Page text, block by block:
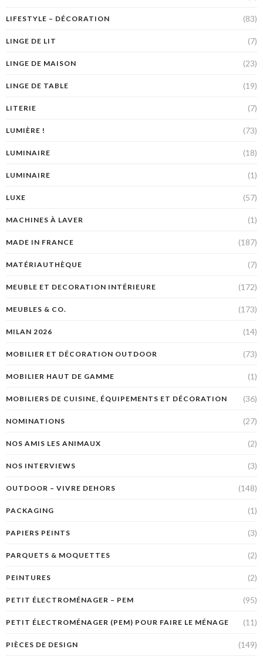
LIFESTYLE – DÉCORATION (83)
LINGE DE LIT (7)
LINGE DE MAISON (23)
LINGE DE TABLE (19)
LITERIE (7)
LUMIÈRE ! (73)
LUMINAIRE (18)
LUMINAIRE (1)
LUXE (57)
MACHINES À LAVER (1)
MADE IN FRANCE (187)
MATÉRIAUTHÈQUE (7)
MEUBLE ET DECORATION INTÉRIEURE (172)
MEUBLES & CO. (173)
MILAN 2026 (14)
MOBILIER ET DÉCORATION OUTDOOR (73)
MOBILIER HAUT DE GAMME (1)
MOBILIERS DE CUISINE, ÉQUIPEMENTS ET DÉCORATION (36)
NOMINATIONS (27)
NOS AMIS LES ANIMAUX (2)
NOS INTERVIEWS (3)
OUTDOOR – VIVRE DEHORS (148)
PACKAGING (1)
PAPIERS PEINTS (3)
PARQUETS & MOQUETTES (2)
PEINTURES (2)
PETIT ÉLECTROMÉNAGER – PEM (95)
PETIT ÉLECTROMÉNAGER (PEM) POUR FAIRE LE MÉNAGE (11)
PIÈCES DE DESIGN (149)